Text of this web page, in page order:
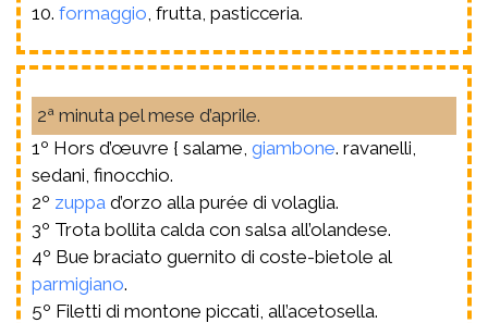
10. formaggio , frutta, pasticceria.
2ª minuta pel mese d’aprile.
1º Hors d’œuvre { salame, giambone. ravanelli,
sedani, finocchio.
2º zuppa d’orzo alla purée di volaglia.
3º Trota bollita calda con salsa all’olandese.
4º Bue braciato guernito di coste-bietole al
parmigiano.
5º Filetti di montone piccati, all’acetosella.